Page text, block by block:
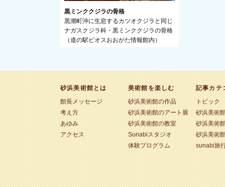
黒ミンククジラの骨格
黒潮町沖に生息するカツオクジラと同じ
ナガスクジラ科・黒ミンククジラの骨格
（道の駅ビオスおおがた情報館内）
砂浜美術館とは
館長メッセージ
考え方
あゆみ
アクセス
美術館を楽しむ
砂浜美術館の作品
砂浜美術館のアート展
砂浜美術館の教室
Sunabiスタジオ
体験プログラム
記事カテ
トピック
砂浜美術
砂浜美術
砂浜美術
sunabi旅